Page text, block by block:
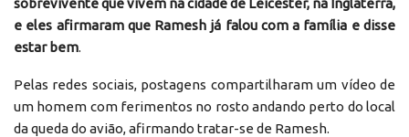
e eles afirmaram que Ramesh já falou com a família e disse
estar bem.
Pelas redes sociais, postagens compartilharam um vídeo de
um homem com ferimentos no rosto andando perto do local
da queda do avião, afirmando tratar-se de Ramesh.